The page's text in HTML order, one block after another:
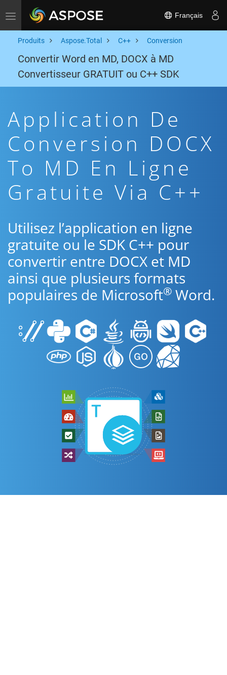
Toggle navigation Français
Produits Aspose.Total C++ Conversion
Convertir Word en MD, DOCX à MD
Convertisseur GRATUIT ou C++ SDK
Application De
Conversion DOCX
To MD En Ligne
Gratuite Via C++
Utilisez l’application en ligne
gratuite ou le SDK C++ pour
convertir entre DOCX et MD
ainsi que plusieurs formats
populaires de Microsoft® Word.